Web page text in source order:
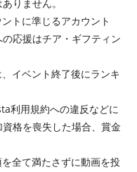
りません。
トに準じるアカウント
の応援はチア・ギフティン
イベント終了後にランキ
利用規約への違反などに
格を喪失した場合、賞金
全て満たさずに動画を投